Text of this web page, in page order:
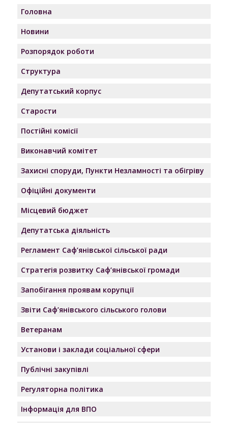
Головна
Новини
Розпорядок роботи
Структура
Депутатський корпус
Старости
Постійні комісії
Виконавчий комітет
Захисні споруди, Пункти Незламності та обігріву
Офіційні документи
Місцевий бюджет
Депутатська діяльність
Регламент Саф’янівської сільської ради
Стратегія розвитку Саф’янівської громади
Запобігання проявам корупції
Звіти Саф’янівського сільського голови
Ветеранам
Установи і заклади соціальної сфери
Публічні закупівлі
Регуляторна політика
Інформація для ВПО